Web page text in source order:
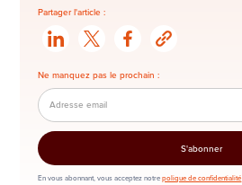
Partager l'article :
Ne manquez pas le prochain :
En vous abonnant, vous acceptez notrepolique de confidentialité